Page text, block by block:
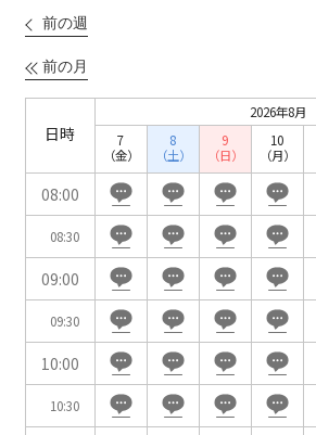
前の週
前の月
日時
2026年8月
7
（金）
8
（土）
9
（日）
10
（月）
08:00
08:30
09:00
09:30
10:00
10:30
新宿住友ビル三角広場
新宿住友スカイルーム
ベルサール新宿セントラルパーク
ベルサール西新宿
ベルサール高田馬場
ベルサール八重洲
ベルサール東京日本橋
ベルサール秋葉原
ベルサール神田
飯田橋・九段・半蔵門・神保町
ベルサール半蔵門
ベルサール飯田橋駅前
ベルサール飯田橋ファースト
ベルサール神保町アネックス
ベルサール神保町
ベルサール九段
渋谷エリア
ベルサール渋谷ファースト
ベルサール渋谷ガーデン
六本木・虎ノ門エリア
ベルサール虎ノ門
泉ガーデンギャラリー
ベルサール六本木グランドコンフ
ベルサール六本木
汐留・御成門・芝公園エリア
ベルサール芝公園
ベルサール御成門タワー
ベルサール汐留
ベルサール東京汐留コンファレン
ベルサール三田ガーデン
有明・羽田エリア
東京ガーデンシアター
ベルサール有明コンファレンスセ
ベルサール羽田空港
日時
日付／開始・終了時間から選ぶ